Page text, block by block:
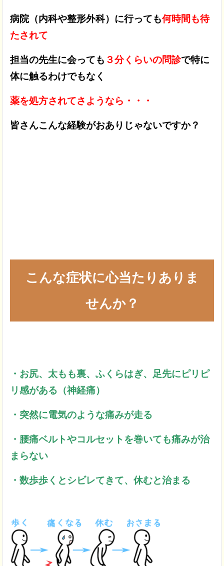
病院（内科や整形外科）に行っても何時間も待
たされて
担当の先生に会っても ３分くらいの問診で特に
体に触るわけでもなく
薬を処方されてさようなら・・・
皆さんこんな経験がおありじゃないですか？
こんな症状に心当たりありま
せんか？
・お尻、太もも裏、ふくらはぎ、足先にピリピ
リ感がある（神経痛）
・突然に電気のような痛みが走る
・腰痛ベルトやコルセットを巻いても痛みが治
まらない
・数歩歩くとシビレてきて、休むと治まる